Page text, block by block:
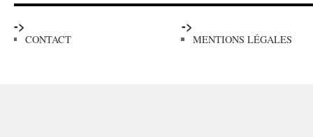
->
CONTACT
->
MENTIONS LÉGALES